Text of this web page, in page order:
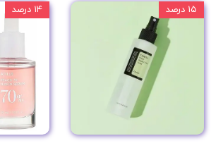
۱۵ درصد ۱۴ درصد